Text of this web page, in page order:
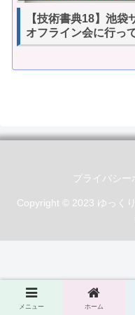
【技術書典18】池
オフライン会に行っ
プライバシ
Copyright © 2023 ゆっく
メニュー ホーム